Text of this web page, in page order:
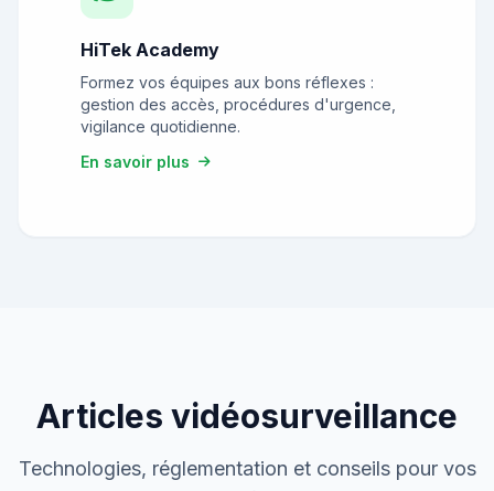
HiTek Academy
Formez vos équipes aux bons réflexes :
gestion des accès, procédures d'urgence,
vigilance quotidienne.
En savoir plus
Articles vidéosurveillance
Technologies, réglementation et conseils pour vos